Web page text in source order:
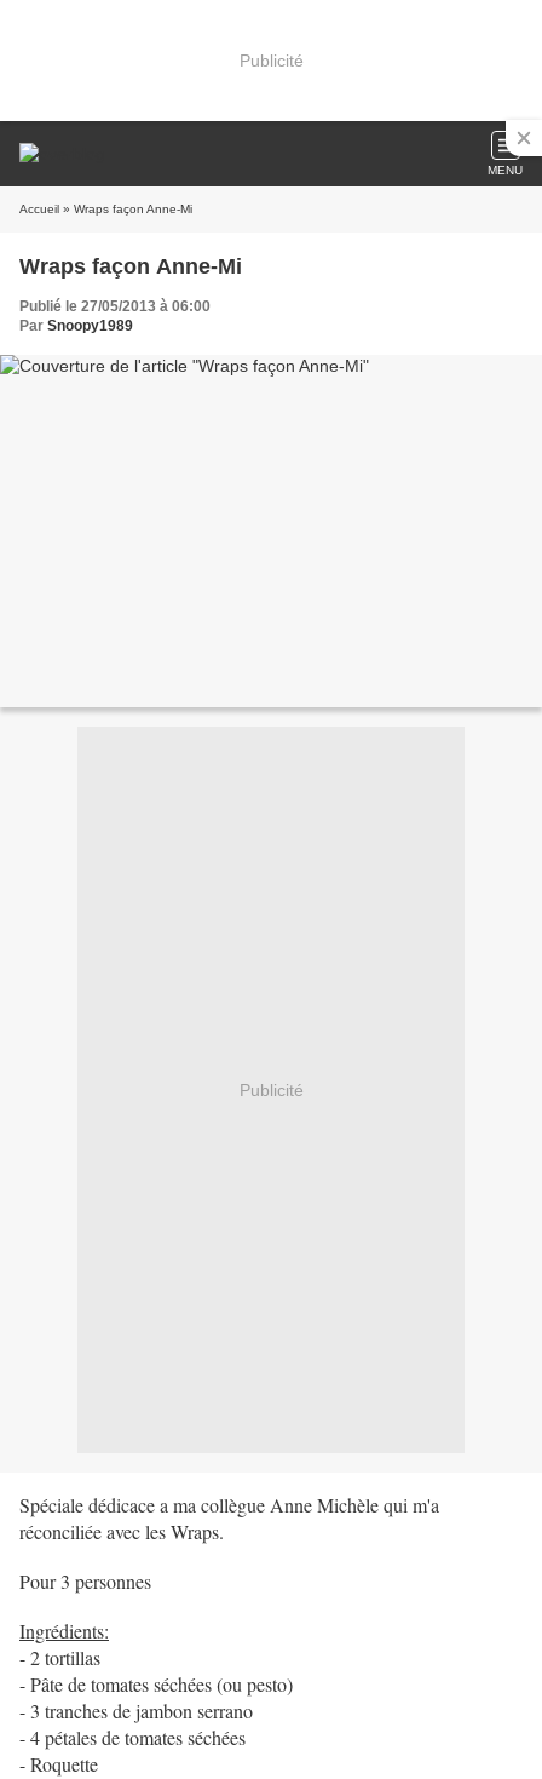
Publicité
MENU
Accueil » Wraps façon Anne-Mi
Wraps façon Anne-Mi
Publié le 27/05/2013 à 06:00
Par Snoopy1989
Publicité
Spéciale dédicace a ma collègue Anne Michèle qui m'a
réconciliée avec les Wraps.
Pour 3 personnes
Ingrédients:
- 2 tortillas
- Pâte de tomates séchées (ou pesto)
- 3 tranches de jambon serrano
- 4 pétales de tomates séchées
- Roquette